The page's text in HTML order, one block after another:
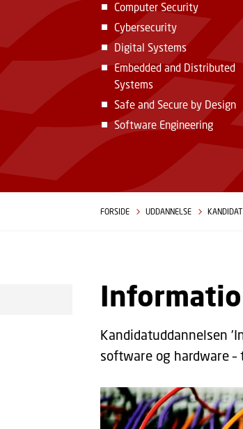
Computer Security
Cybersecurity
Digital Systems
Embedded and Distributed
Systems
Safe and Secure by Design
Software Engineering
FORSIDE UDDANNELSE KANDIDAT
Kandidatuddannelsen
software og hardware